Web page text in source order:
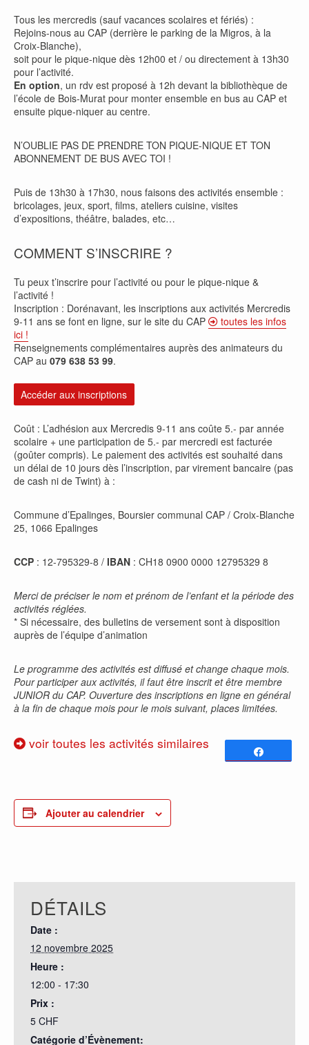
Tous les mercredis (sauf vacances scolaires et fériés) :
Rejoins-nous au CAP (derrière le parking de la Migros, à la
Croix-Blanche),
soit pour le pique-nique dès 12h00 et / ou directement à 13h30
pour l’activité.
En option, un rdv est proposé à 12h devant la bibliothèque de
l’école de Bois-Murat pour monter ensemble en bus au CAP et
ensuite pique-niquer au centre.
N’OUBLIE PAS DE PRENDRE TON PIQUE-NIQUE ET TON
ABONNEMENT DE BUS AVEC TOI !
Puis de 13h30 à 17h30, nous faisons des activités ensemble :
bricolages, jeux, sport, films, ateliers cuisine, visites
d’expositions, théâtre, balades, etc…
COMMENT S’INSCRIRE ?
Tu peux t’inscrire pour l’activité ou pour le pique-nique &
l’activité !
Inscription : Dorénavant, les inscriptions aux activités Mercredis
9-11 ans se font en ligne, sur le site du CAP
toutes les infos
ici !
Renseignements complémentaires auprès des animateurs du
CAP au 079 638 53 99.
Accéder aux inscriptions
Coût : L’adhésion aux Mercredis 9-11 ans coûte 5.- par année
scolaire + une participation de 5.- par mercredi est facturée
(goûter compris). Le paiement des activités est souhaité dans
un délai de 10 jours dès l’inscription, par virement bancaire (pas
de cash ni de Twint) à :
Commune d’Epalinges, Boursier communal CAP / Croix-Blanche
25, 1066 Epalinges
CCP : 12-795329-8 / IBAN : CH18 0900 0000 12795329 8
Merci de préciser le nom et prénom de l’enfant et la période des
activités réglées.
* Si nécessaire, des bulletins de versement sont à disposition
auprès de l’équipe d’animation
Le programme des activités est diffusé et change chaque mois.
Pour participer aux activités, il faut être inscrit et être membre
JUNIOR du CAP. Ouverture des inscriptions en ligne en général
à la fin de chaque mois pour le mois suivant, places limitées.
voir toutes les activités similaires
Ajouter au calendrier
DÉTAILS
Date :
12 novembre 2025
Heure :
12:00 - 17:30
Prix :
5 CHF
Catégorie d’Évènement: